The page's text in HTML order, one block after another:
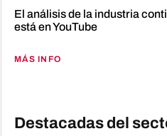
El análisis de la industria
está en YouTube
MÁS INFO
Destacadas del